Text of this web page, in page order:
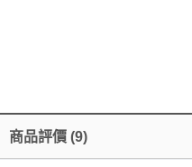
商品評價(9)